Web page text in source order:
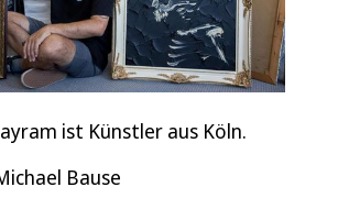
ist Künstler aus Köln.
Bause